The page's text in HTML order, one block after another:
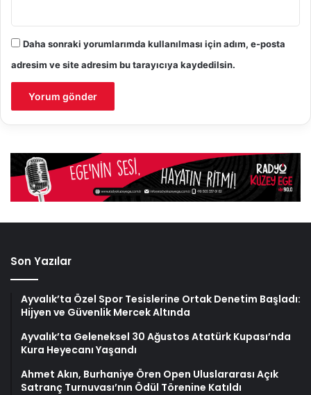
Daha sonraki yorumlarımda kullanılması için adım, e-posta
adresim ve site adresim bu tarayıcıya kaydedilsin.
Son Yazılar
Ayvalık’ta Özel Spor Tesislerine Ortak Denetim Başladı:
Hijyen ve Güvenlik Mercek Altında
Ayvalık’ta Geleneksel 30 Ağustos Atatürk Kupası’nda
Kura Heyecanı Yaşandı
Ahmet Akın, Burhaniye Ören Open Uluslararası Açık
Satranç Turnuvası’nın Ödül Törenine Katıldı